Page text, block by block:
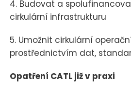
4. Budovat a
cirkulární infrastrukturu
5. Umožnit cirkulární
prostřednictvím dat,
Opatření CATL již v praxi